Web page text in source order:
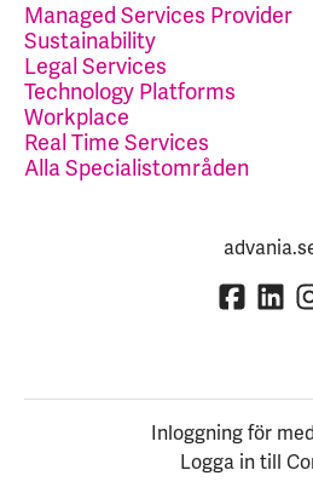
Managed Services Provider
Sustainability
Legal Services
Technology Platforms
Workplace
Real Time Services
Alla Specialistområden
Inloggning för
Logga in till